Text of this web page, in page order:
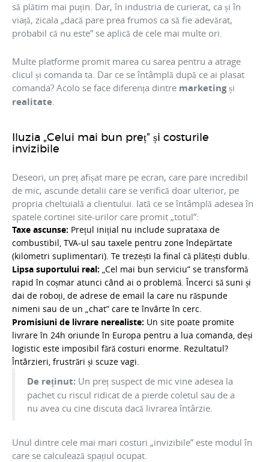
să plătim mai puțin. Dar, în industria de curierat, ca și în
viață, zicala „dacă pare prea frumos ca să fie adevărat,
probabil că nu este” se aplică de cele mai multe ori.
Multe platforme promit marea cu sarea pentru a atrage
clicul și comanda ta. Dar ce se întâmplă după ce ai plasat
comanda? Acolo se face diferența dintre marketingși
realitate.
Iluzia „Celui mai bun preț” și costurile
invizibile
Deseori, un preț afișat mare pe ecran, care pare incredibil
de mic, ascunde detalii care se verifică doar ulterior, pe
propria cheltuială a clientului. Iată ce se întâmplă adesea în
spatele cortinei site-urilor care promit „totul”:
Taxe ascunse: Prețul inițial nu include suprataxa de
combustibil, TVA-ul sau taxele pentru zone îndepărtate
(kilometri suplimentari). Te trezești la final că plătești dublu.
Lipsa suportului real: „Cel mai bun serviciu” se transformă
rapid în coșmar atunci când ai o problemă. Încerci să suni și
dai de roboți, de adrese de email la care nu răspunde
nimeni sau de un „chat” care te învârte în cerc.
Promisiuni de livrare nerealiste: Un site poate promite
livrare în 24h oriunde în Europa pentru a lua comanda, deși
logistic este imposibil fără costuri enorme. Rezultatul?
Întârzieri, frustrări și scuze vagi.
De reținut: Un preț suspect de mic vine adesea la
pachet cu riscul ridicat de a pierde coletul sau de a
nu avea cu cine discuta dacă livrarea întârzie.
Unul dintre cele mai mari costuri „invizibile” este modul în
care se calculează spațiul ocupat.